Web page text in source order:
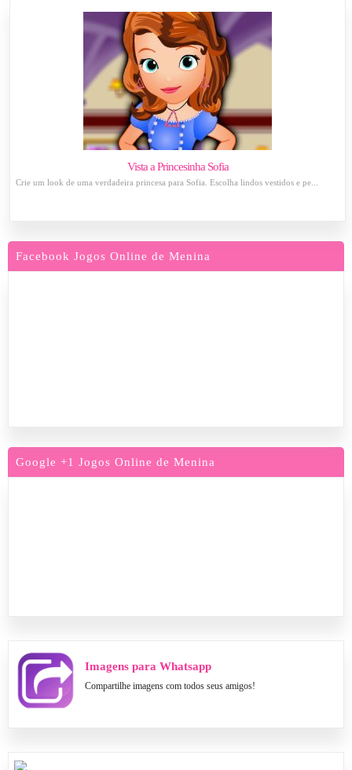
Vista a Princesinha Sofia
Crie um look de uma verdadeira princesa para Sofia. Escolha lindos vestidos e pe...
Facebook Jogos Online de Menina
Google +1 Jogos Online de Menina
Imagens para Whatsapp
Compartilhe imagens com todos seus amigos!